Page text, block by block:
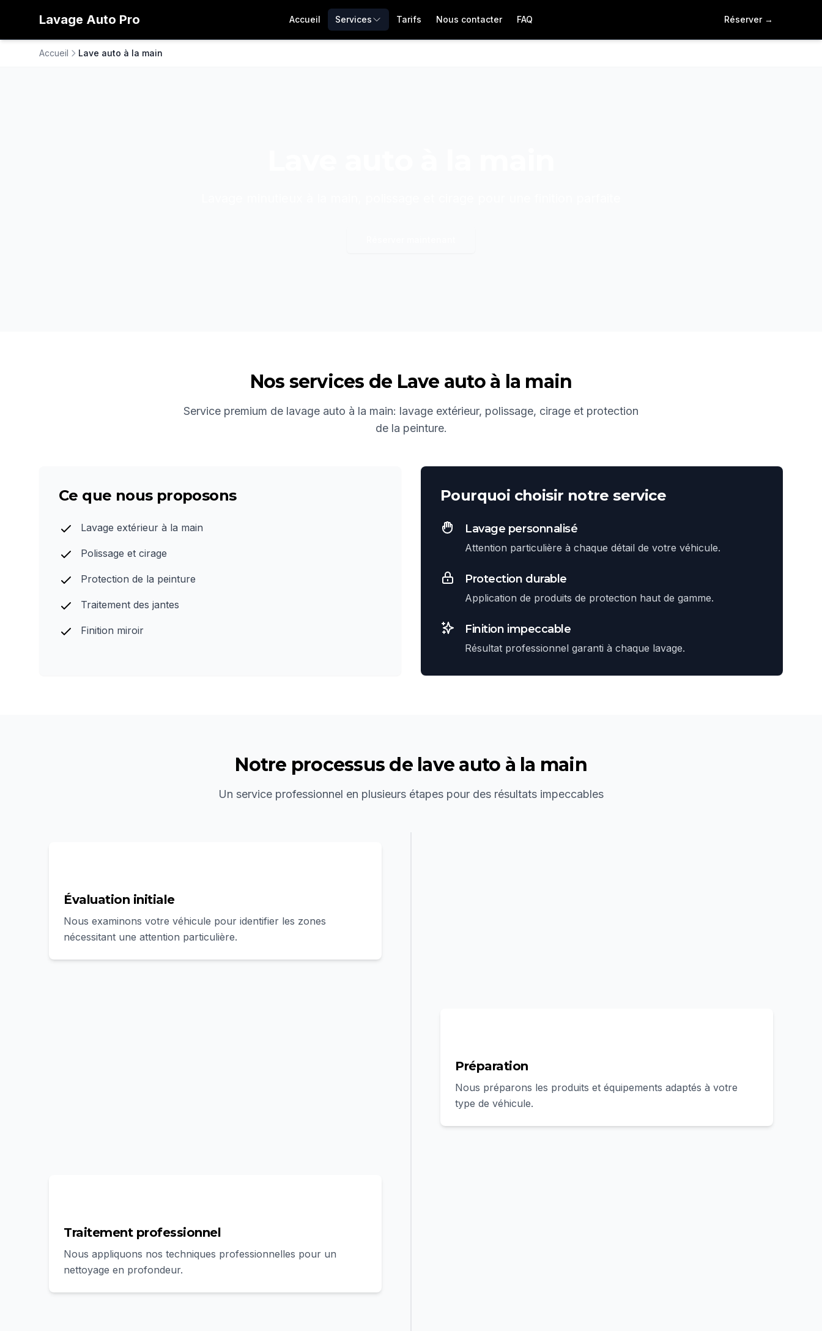
Lavage Auto Pro Accueil Services Tarifs Nous contacter FAQ Réserver →
Accueil Lave auto à la main
Nos services de Lave auto à la main
Service premium de lavage auto à la main: lavage extérieur, polissage, cirage et protection
de la peinture.
Ce que nous proposons
Lavage extérieur à la main
Polissage et cirage
Protection de la peinture
Traitement des jantes
Finition miroir
Pourquoi choisir notre service
Lavage personnalisé
Attention particulière à chaque détail de votre véhicule.
Protection durable
Application de produits de protection haut de gamme.
Finition impeccable
Résultat professionnel garanti à chaque lavage.
Notre processus de lave auto à la main
Un service professionnel en plusieurs étapes pour des résultats impeccables
Évaluation initiale
Nous examinons votre véhicule pour identifier les zones
nécessitant une attention particulière.
Préparation
Nous préparons les produits et équipements adaptés à votre
type de véhicule.
Traitement professionnel
Nous appliquons nos techniques professionnelles pour un
nettoyage en profondeur.